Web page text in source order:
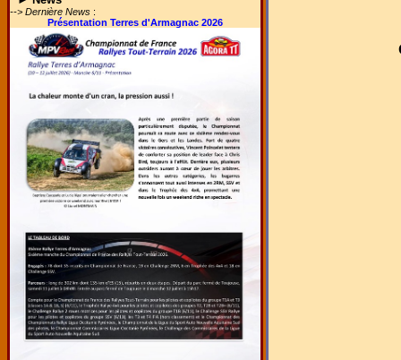
--> Dernière News :
Présentation Terres d'Armagnac 2026